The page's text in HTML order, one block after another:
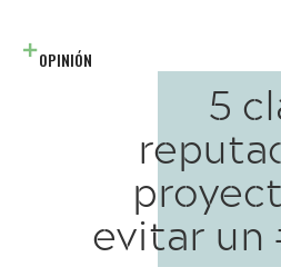
OPINIÓN
5
evitar un